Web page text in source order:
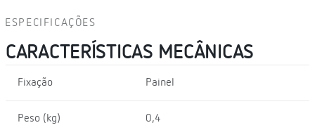
ESPECIFICAÇÕES
CARACTERÍSTICAS MECÂNICAS
Fixação Painel
Peso (kg) 0,4